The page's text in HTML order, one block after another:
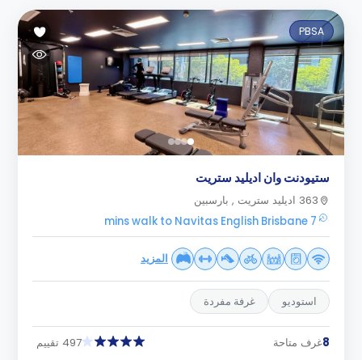
PBSA
ستيودنت وان اديليد ستريت
363 اديليد ستريت , بارسبين
7 mins walk to Navitas English Brisbane
المزيد
استوديو غرفة مفردة
8غرف متاحة 497 تقييم